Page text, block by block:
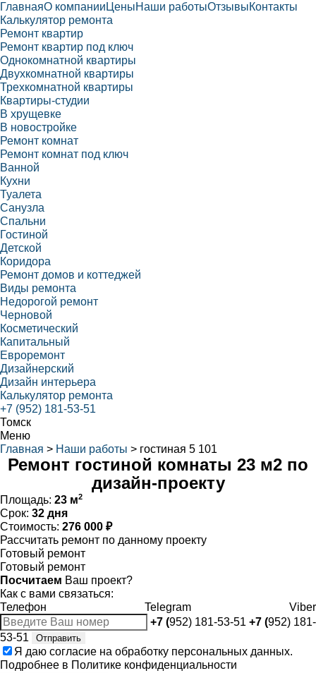
ГлавнаяО компании ЦеныНаши работыОтзывыКонтакты
Калькулятор ремонта
Ремонт квартир
Ремонт квартир под ключ
Однокомнатной квартиры
Двухкомнатной квартиры
Трехкомнатной квартиры
Квартиры-студии
В хрущевке
В новостройке
Ремонт комнат
Ремонт комнат под ключ
Ванной
Кухни
Туалета
Санузла
Спальни
Гостиной
Детской
Коридора
Ремонт домов и коттеджей
Виды ремонта
Недорогой ремонт
Черновой
Косметический
Капитальный
Евроремонт
Дизайнерский
Дизайн интерьера
Калькулятор ремонта
+7 (952) 181-53-51
Томск
Меню
Главная > Наши работы > гостиная 5 101
Ремонт гостиной комнаты 23 м2 по
дизайн-проекту
Площадь: 23 м2
Срок: 32 дня
Стоимость: 276 000 ₽
Рассчитать ремонт по данному проекту
Готовый ремонт
Готовый ремонт
Посчитаем Ваш проект?
Как с вами связаться:
Телефон
Telegram
Viber
+7 (952) 181-53-51 +7 (952) 181-
53-51
Отправить
Я даю согласие на обработку персональных данных.
Подробнее в Политике конфиденциальности